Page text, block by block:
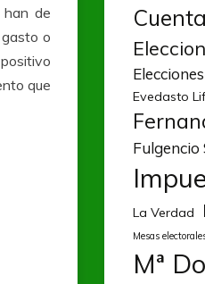
han de
o
que
Evedasto
La Verdad
Mesas
Mª